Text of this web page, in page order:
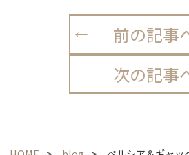
前の記事
次の記事